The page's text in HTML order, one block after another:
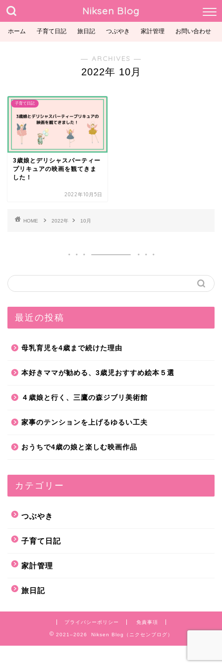
Niksen Blog
ホーム 子育て日記 旅日記 つぶやき 家計管理 お問い合わせ
― ARCHIVES ―
2022年 10月
子育て日記
3歳娘とデリシャスパーティー
プリキュアの映画を観てきま
した！
2022年10月5日
HOME 2022年 10月
最近の投稿
母乳育児を4歳まで続けた理由
本好きママが勧める、3歳児おすすめ絵本５選
４歳娘と行く、三鷹の森ジブリ美術館
家事のテンションを上げるゆるい工夫
おうちで4歳の娘と楽しむ映画作品
カテゴリー
つぶやき
子育て日記
家計管理
旅日記
プライバシーポリシー 免責事項
2021–2026 Niksen Blog（ニクセンブログ）